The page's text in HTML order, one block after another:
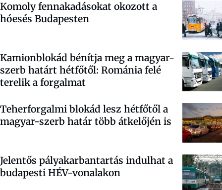
Komoly fennakadásokat okozott a
hóesés Budapesten
Kamionblokád bénítja meg a magyar-
szerb határt hétfőtől: Románia felé
terelik a forgalmat
Teherforgalmi blokád lesz hétfőtől a
magyar-szerb határ több átkelőjén is
Jelentős pályakarbantartás indulhat a
budapesti HÉV-vonalakon